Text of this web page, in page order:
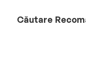
Căutare